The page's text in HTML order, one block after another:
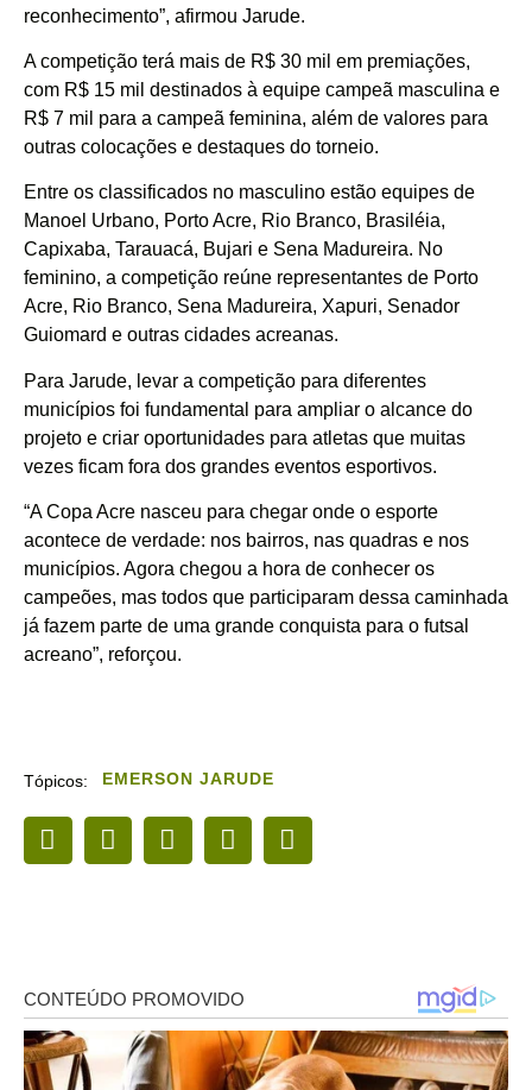
reconhecimento”, afirmou Jarude.
A competição terá mais de R$ 30 mil em premiações,
com R$ 15 mil destinados à equipe campeã masculina e
R$ 7 mil para a campeã feminina, além de valores para
outras colocações e destaques do torneio.
Entre os classificados no masculino estão equipes de
Manoel Urbano, Porto Acre, Rio Branco, Brasiléia,
Capixaba, Tarauacá, Bujari e Sena Madureira. No
feminino, a competição reúne representantes de Porto
Acre, Rio Branco, Sena Madureira, Xapuri, Senador
Guiomard e outras cidades acreanas.
Para Jarude, levar a competição para diferentes
municípios foi fundamental para ampliar o alcance do
projeto e criar oportunidades para atletas que muitas
vezes ficam fora dos grandes eventos esportivos.
“A Copa Acre nasceu para chegar onde o esporte
acontece de verdade: nos bairros, nas quadras e nos
municípios. Agora chegou a hora de conhecer os
campeões, mas todos que participaram dessa caminhada
já fazem parte de uma grande conquista para o futsal
acreano”, reforçou.
Tópicos: EMERSON JARUDE